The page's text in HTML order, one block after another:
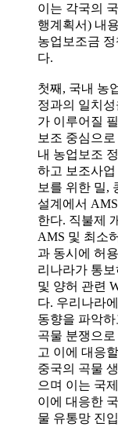
이는 각국의
행계획서) 내
농업보조금
다.
첫째, 국내 농
정과의 일치
가 이루어질
보조 중심으
내 농업보조
하고 보조사
보를 위한 밀,
설계에서
한다. 직불제
AMS 및 최소
과 동시에 허
리나라가 통
및 양허 관련
다. 우리나라
동향을 파악
곡물 분쟁으
고 이에 대응
중국의 곡물
으며 이는 국
이에 대응한
물 유통망 진